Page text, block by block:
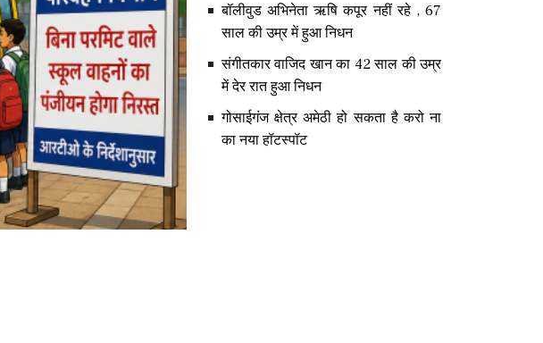
बॉलीवुड अभिनेता ऋषि कपूर नहीं रहे , 67
साल की उम्र में हुआ निधन
संगीतकार वाजिद खान का 42 साल की उम्र
में देर रात हुआ निधन
गोसाईगंज क्षेत्र अमेठी हो सकता है करो ना
का नया हॉटस्पॉट